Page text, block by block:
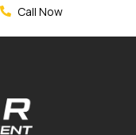
Call Now